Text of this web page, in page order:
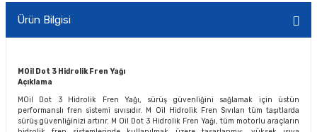
Ürün Bilgisi
MOil Dot 3 Hidrolik Fren Yağı
Açıklama
MOil Dot 3 Hidrolik Fren Yağı, sürüş güvenliğini sağlamak için üstün
performanslı fren sistemi sıvısıdır. M Oil Hidrolik Fren Sıvıları tüm taşıtlarda
sürüş güvenliğinizi artırır. M Oil Dot 3 Hidrolik Fren Yağı, tüm motorlu araçların